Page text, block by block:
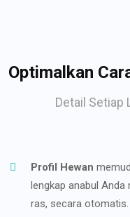
Optimalkan
Detail Setiap
Profil Hewan
lengkap anabul Anda
ras, secara otomatis.